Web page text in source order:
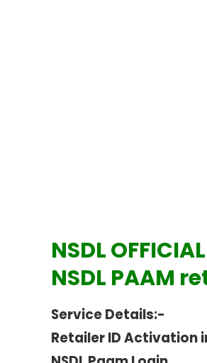
NSDL
NSDL PAAM
Service Details:-
Retailer ID Activation